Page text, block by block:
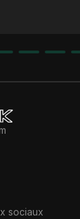
à
sociaux